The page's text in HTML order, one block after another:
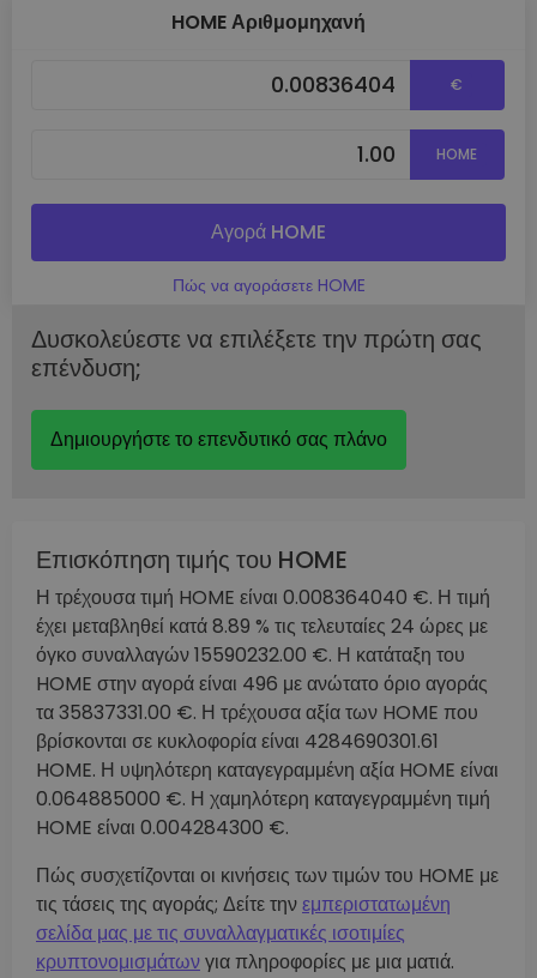
HOME Αριθμομηχανή
€
HOME
Αγορά HOME
Πώς να αγοράσετε HOME
Δυσκολεύεστε να επιλέξετε την πρώτη σας
επένδυση;
Δημιουργήστε το επενδυτικό σας πλάνο
Επισκόπηση τιμής του HOME
Η τρέχουσα τιμή HOME είναι 0.008364040 €. Η τιμή
έχει μεταβληθεί κατά 8.89 % τις τελευταίες 24 ώρες με
όγκο συναλλαγών 15590232.00 €. Η κατάταξη του
HOME στην αγορά είναι 496 με ανώτατο όριο αγοράς
τα 35837331.00 €. Η τρέχουσα αξία των HOME που
βρίσκονται σε κυκλοφορία είναι 4284690301.61
HOME. Η υψηλότερη καταγεγραμμένη αξία HOME είναι
0.064885000 €. Η χαμηλότερη καταγεγραμμένη τιμή
HOME είναι 0.004284300 €.
Πώς συσχετίζονται οι κινήσεις των τιμών του HOME με
τις τάσεις της αγοράς; Δείτε τηνεμπεριστατωμένη
σελίδα μας με τις συναλλαγματικές ισοτιμίες
κρυπτονομισμάτωνγια πληροφορίες με μια ματιά.